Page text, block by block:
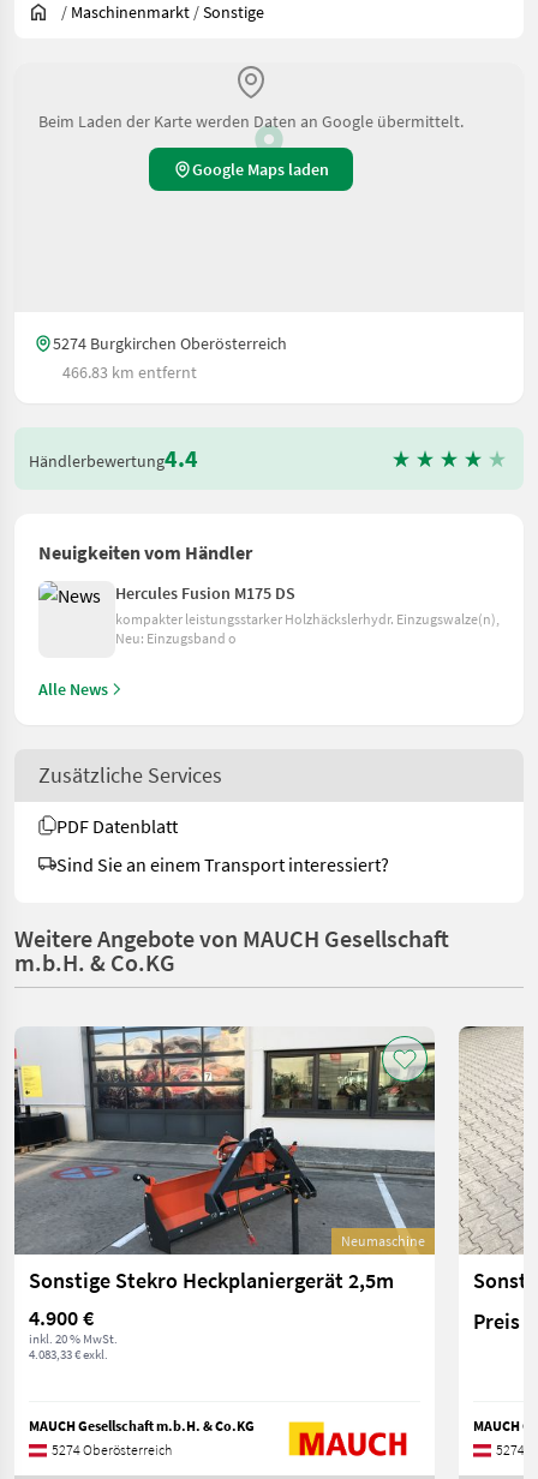
/ Maschinenmarkt /Sonstige
Beim Laden der Karte werden Daten an Google übermittelt.
Google Maps laden
5274 Burgkirchen Oberösterreich
466.83 km entfernt
Händlerbewertung4.4
Neuigkeiten vom Händler
Hercules Fusion M175 DS
kompakter leistungsstarker Holzhäckslerhydr. Einzugswalze(n),
Neu: Einzugsband o
Alle News
Zusätzliche Services
PDF Datenblatt
Sind Sie an einem Transport interessiert?
Weitere Angebote von MAUCH Gesellschaft
m.b.H. & Co.KG
Neumaschine
Sonstige Stekro Heckplaniergerät 2,5m
4.900 €
inkl. 20 % MwSt.
4.083,33 € exkl.
MAUCH Gesellschaft m.b.H. & Co.KG
5274 Oberösterreich
Preis
MAUCH
5274